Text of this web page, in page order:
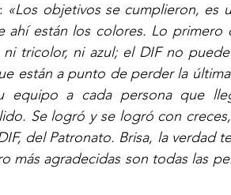
«Los objetivos se cumplieron, es
están los colores. Lo primero
tricolor, ni azul; el DIF no
están a punto de perder la
equipo a cada persona que
Se logró y se logró con
del Patronato. Brisa, la verdad
agradecidas son todas las